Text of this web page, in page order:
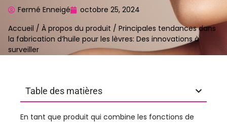
Fermé Enneigé
octobre 25, 2024
Accueil / À propos du produit / Principales tendances dans
la fabrication d’huile pour les lèvres: Des innovations à
surveiller
Table des matières
En tant que produit qui combine les fonctions de